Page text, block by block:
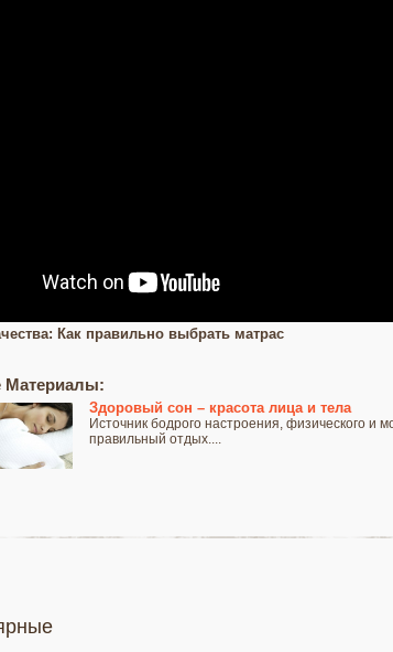
Как правильно выбрать матрас
Материалы:
Здоровый сон – красота лица и тела
Источник бодрого настроения, физического и
правильный отдых....